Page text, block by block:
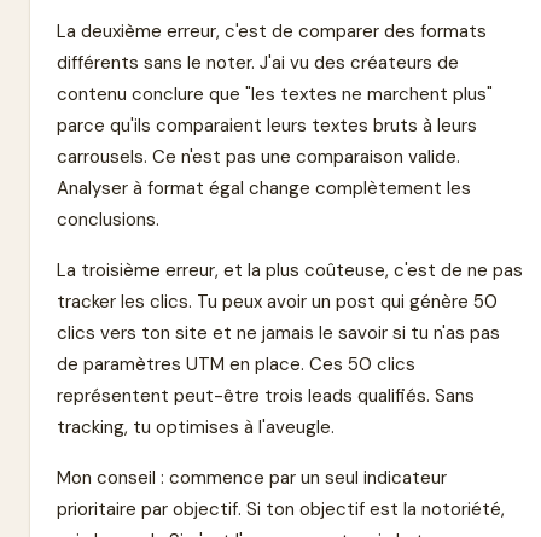
La deuxième erreur, c'est de comparer des formats
différents sans le noter. J'ai vu des créateurs de
contenu conclure que "les textes ne marchent plus"
parce qu'ils comparaient leurs textes bruts à leurs
carrousels. Ce n'est pas une comparaison valide.
Analyser à format égal change complètement les
conclusions.
La troisième erreur, et la plus coûteuse, c'est de ne pas
tracker les clics. Tu peux avoir un post qui génère 50
clics vers ton site et ne jamais le savoir si tu n'as pas
de paramètres UTM en place. Ces 50 clics
représentent peut-être trois leads qualifiés. Sans
tracking, tu optimises à l'aveugle.
Mon conseil : commence par un seul indicateur
prioritaire par objectif. Si ton objectif est la notoriété,